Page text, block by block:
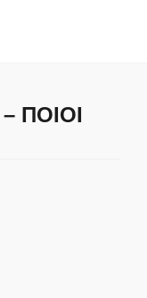
ΠΟΙΟΙ